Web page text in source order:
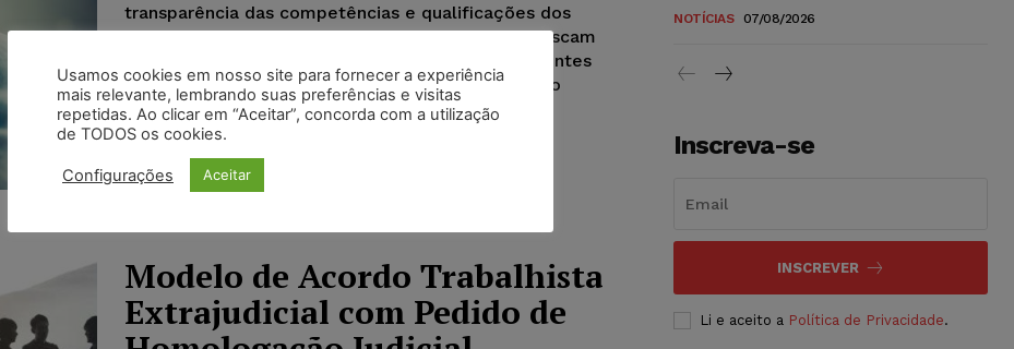
transparência das competências e qualificações dos
cidadãos europeus. Essencial para aqueles que buscam
oportunidades de trabalho ou educação em diferentes
países do bloco, o Europass facilita a comunicação
dessas informações de maneira padronizada e
reconhecida internacionalmente.
Modelo de Acordo Trabalhista
Extrajudicial com Pedido de
NOTÍCIAS 07/08/2026
Inscreva-se
INSCREVER
Li e aceito a Política de Privacidade.
Usamos cookies em nosso site para fornecer a experiência
mais relevante, lembrando suas preferências e visitas
repetidas. Ao clicar em “Aceitar”, concorda com a utilização
de TODOS os cookies.
Configurações Aceitar